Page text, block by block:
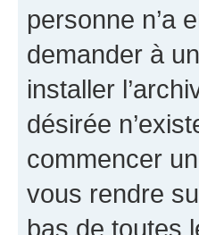
personne n’a
demander à
installer
désirée
commencer
vous rendre
bas de toutes